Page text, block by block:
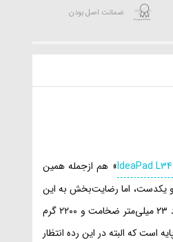
ضمانت اصل بودن
IdeaPad» هم از‌جمله همین
یکدست، اما رضایت‌بخش به این
دستگاه داده است. این جنس در برابر فشار، خمش و پیچش هم مقاومت قابل‌قبولی دارد و نسبت به سطوح براق، لکه و کثیفی و اثرانگشت را کمتر به خود جذب می‌کند. این دستگاه حدود ۲۳ میلی‌متر ضخامت و ۲۲۰۰ گرم
که البته در این رده‌ انتظار